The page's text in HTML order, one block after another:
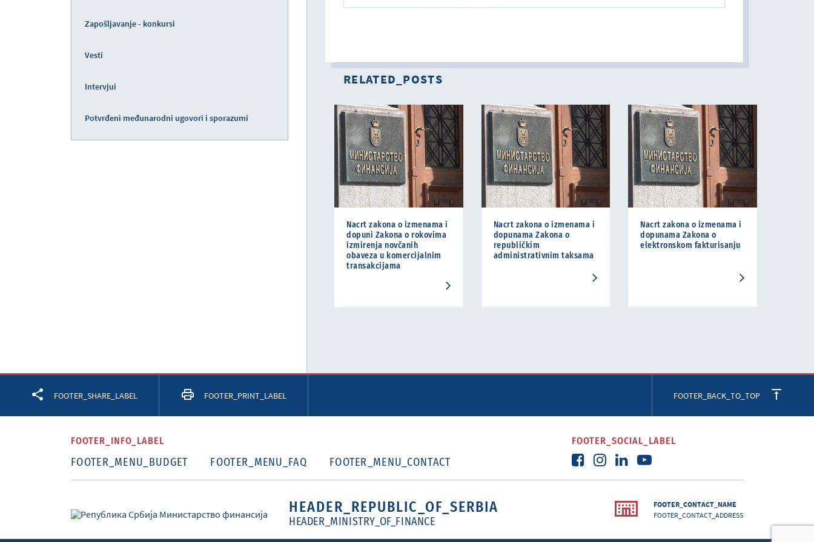
Zapošljavanje - konkursi
Vesti
Intervjui
Potvrđeni međunarodni ugovori i sporazumi
RELATED_POSTS
Nacrt zakona o izmenama i
dopuni Zakona o rokovima
izmirenja novčanih
obaveza u komercijalnim
transakcijama
Nacrt zakona o izmenama i
dopunama Zakona o
republičkim
administrativnim taksama
Nacrt zakona o izmenama i
dopunama Zakona o
elektronskom fakturisanju
FOOTER_SHARE_LABEL
Facebook Twitter LinkedIn
FOOTER_PRINT_LABEL FOOTER_BACK_TO_TOP
FOOTER_INFO_LABEL
FOOTER_MENU_BUDGET FOOTER_MENU_FAQ FOOTER_MENU_CONTACT
FOOTER_SOCIAL_LABEL
HEADER_REPUBLIC_OF_SERBIA
HEADER_MINISTRY_OF_FINANCE
FOOTER_CONTACT_NAME
FOOTER_CONTACT_ADDRESS